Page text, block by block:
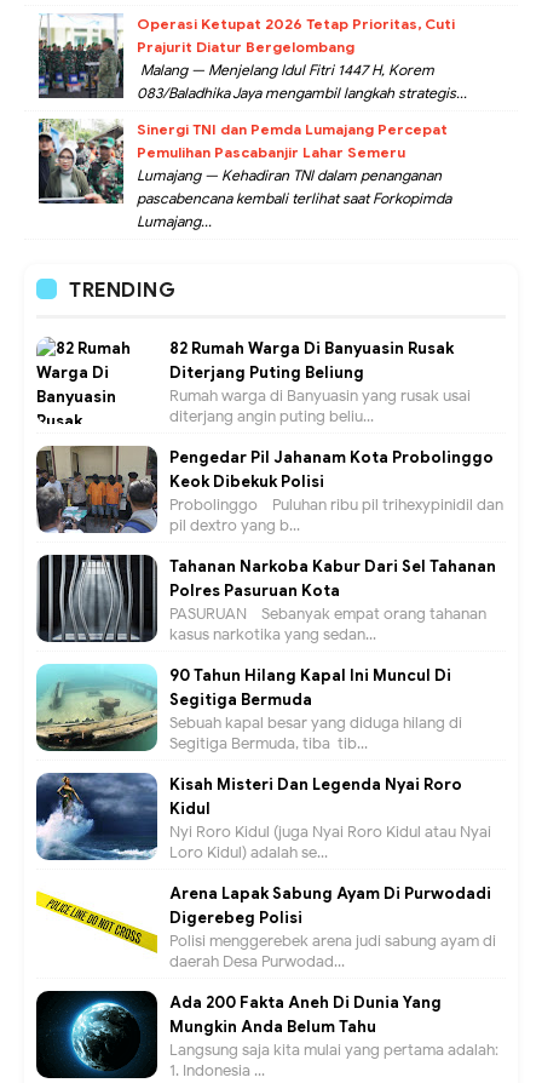
Operasi Ketupat 2026 Tetap Prioritas, Cuti
Prajurit Diatur Bergelombang
Malang — Menjelang Idul Fitri 1447 H, Korem
083/Baladhika Jaya mengambil langkah strategis...
Sinergi TNI dan Pemda Lumajang Percepat
Pemulihan Pascabanjir Lahar Semeru
Lumajang — Kehadiran TNI dalam penanganan
pascabencana kembali terlihat saat Forkopimda
Lumajang...
TRENDING
82 Rumah Warga Di Banyuasin Rusak
Diterjang Puting Beliung
Rumah warga di Banyuasin yang rusak usai
diterjang angin puting beliu...
Pengedar Pil Jahanam Kota Probolinggo
Keok Dibekuk Polisi
Probolinggo - Puluhan ribu pil trihexypinidil dan
pil dextro yang b...
Tahanan Narkoba Kabur Dari Sel Tahanan
Polres Pasuruan Kota
PASURUAN - Sebanyak empat orang tahanan
kasus narkotika yang sedan...
90 Tahun Hilang Kapal Ini Muncul Di
Segitiga Bermuda
Sebuah kapal besar yang diduga hilang di
Segitiga Bermuda, tiba-tib...
Kisah Misteri Dan Legenda Nyai Roro
Kidul
Nyi Roro Kidul (juga Nyai Roro Kidul atau Nyai
Loro Kidul) adalah se...
Arena Lapak Sabung Ayam Di Purwodadi
Digerebeg Polisi
Polisi menggerebek arena judi sabung ayam di
daerah Desa Purwodad...
Ada 200 Fakta Aneh Di Dunia Yang
Mungkin Anda Belum Tahu
Langsung saja kita mulai yang pertama adalah:
1. Indonesia ...